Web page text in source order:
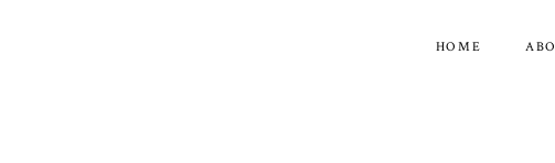
HOME